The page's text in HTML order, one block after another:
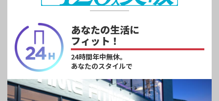
あなたの生活に
フィット！
24時間年中無休。
あなたのスタイルで